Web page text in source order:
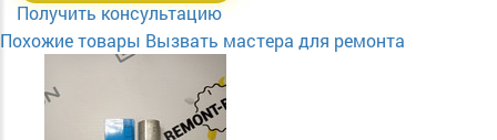
Получить консультацию
Похожие товары Вызвать мастера для ремонта